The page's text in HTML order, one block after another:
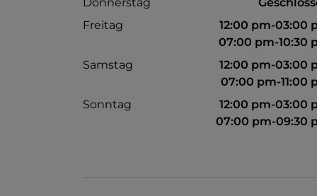
Donnerstag
Freitag
12:00 pm-03:00
07:00 pm-10:30
Samstag
12:00 pm-03:00
07:00 pm-11:00
Sonntag
12:00 pm-03:00
07:00 pm-09:30